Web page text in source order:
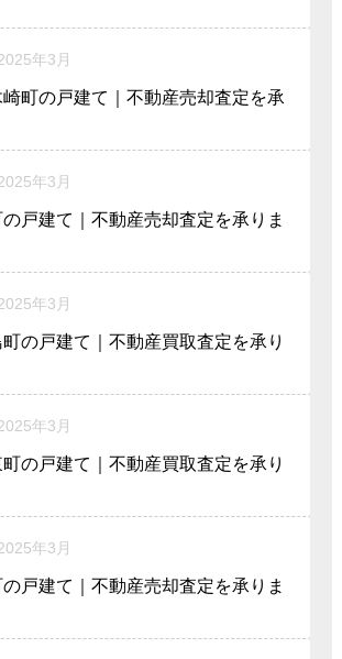
年3月
町の戸建て｜不動産売却査定を承
年3月
戸建て｜不動産売却査定を承りま
年3月
の戸建て｜不動産買取査定を承り
年3月
の戸建て｜不動産買取査定を承り
年3月
戸建て｜不動産売却査定を承りま